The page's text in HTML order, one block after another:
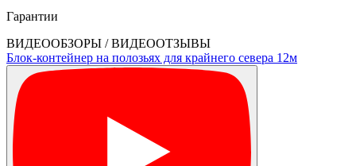
Гарантии
ВИДЕООБЗОРЫ / ВИДЕООТЗЫВЫ
Блок-контейнер на полозьях для крайнего севера 12м